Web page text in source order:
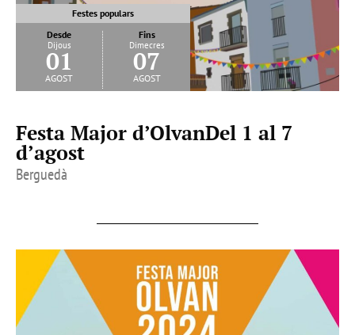
Festes populars
Desde
Dijous
01
agost
Fins
Dimecres
07
agost
Festa Major d’OlvanDel 1 al 7
d’agost
Berguedà